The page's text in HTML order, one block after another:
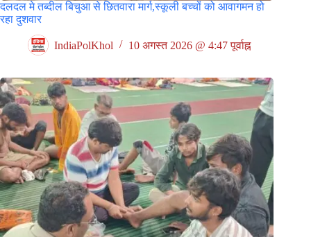
दलदल मे तब्दील बिचुआ से छितवारा मार्ग,स्कूली बच्चों को आवागमन हो
रहा दुशवार
IndiaPolKhol 10 अगस्त 2026 @ 4:47 पूर्वाह्न